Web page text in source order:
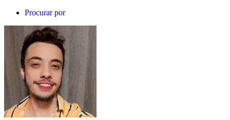
Procurar por